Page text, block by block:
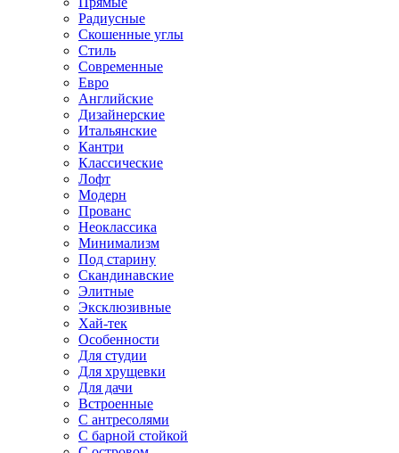
Радиусные
Скошенные углы
Стиль
Современные
Евро
Английские
Дизайнерские
Итальянские
Кантри
Классические
Лофт
Модерн
Прованс
Неоклассика
Минимализм
Под старину
Скандинавские
Элитные
Эксклюзивные
Хай-тек
Особенности
Для студии
Для хрущевки
Для дачи
Встроенные
С антресолями
С барной стойкой